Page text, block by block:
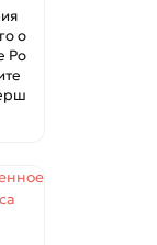
о
Ро